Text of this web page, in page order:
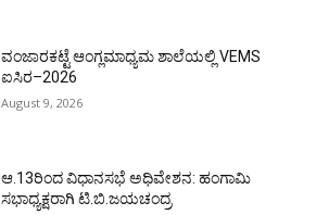
ವಂಜಾರಕಟ್ಟೆ ಆಂಗ್ಲಮಾಧ್ಯಮ ಶಾಲೆಯಲ್ಲಿ VEMS
ಐಸಿರ–2026
August 9, 2026
ಆ.13ರಿಂದ ವಿಧಾನಸಭೆ ಅಧಿವೇಶನ: ಹಂಗಾಮಿ
ಸಭಾಧ್ಯಕ್ಷರಾಗಿ ಟಿ.ಬಿ.ಜಯಚಂದ್ರ